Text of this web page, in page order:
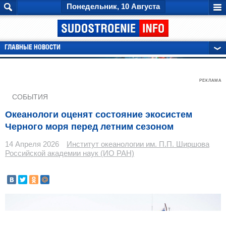
Понедельник, 10 Августа
ГЛАВНЫЕ НОВОСТИ
РЕКЛАМА
СОБЫТИЯ
Океанологи оценят состояние экосистем
Черного моря перед летним сезоном
14 Апреля 2026
Институт океанологии им. П.П. Ширшова
Российской академии наук (ИО РАН)